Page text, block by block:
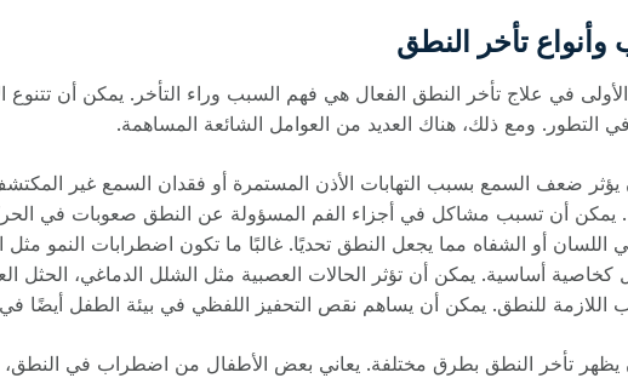
وأنواع تأخر النطق
في علاج تأخر النطق الفعال هي فهم السبب وراء التأخر. يمكن أن تتنوع
التطور. ومع ذلك، هناك العديد من العوامل الشائعة المساهمة.
يؤثر ضعف السمع بسبب التهابات الأذن المستمرة أو فقدان السمع غير
يمكن أن تسبب مشاكل في أجزاء الفم المسؤولة عن النطق صعوبات في
أو الشفاه مما يجعل النطق تحديًا. غالبًا ما تكون اضطرابات النمو
كخاصية أساسية. يمكن أن تؤثر الحالات العصبية مثل الشلل الدماغي، الحثل
اللازمة للنطق. يمكن أن يساهم نقص التحفيز اللفظي في بيئة الطفل أيضًا
يظهر تأخر النطق بطرق مختلفة. يعاني بعض الأطفال من اضطراب في